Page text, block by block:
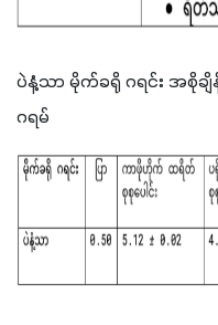
ပဲနံ့သာ မိုက်ခရို ဂရင်း အစိုခ
ဂရမ်